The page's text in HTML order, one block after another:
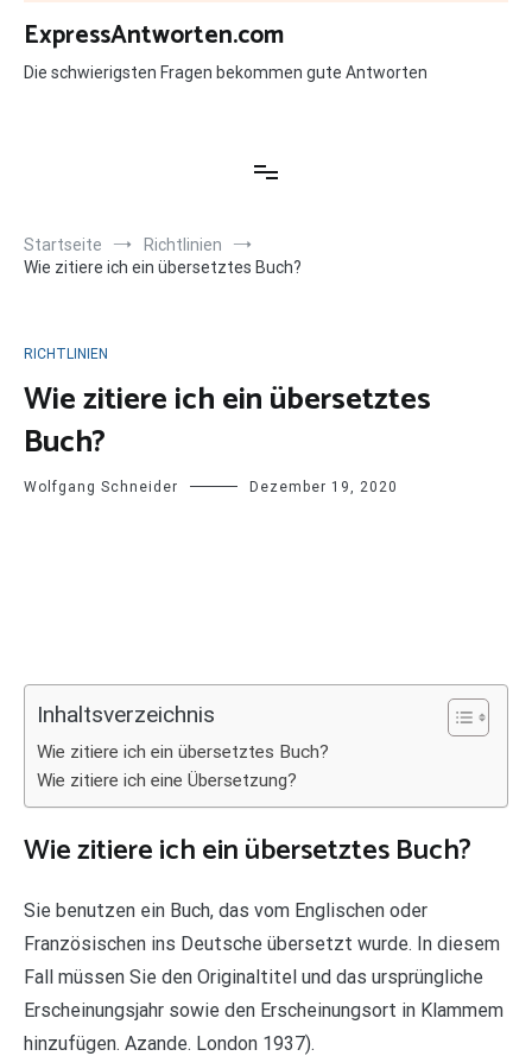
Zum
Inhalt
springen
ExpressAntworten.com
Die schwierigsten Fragen bekommen gute Antworten
Startseite
Richtlinien
Wie zitiere ich ein übersetztes Buch?
RICHTLINIEN
Wie zitiere ich ein übersetztes
Buch?
Wolfgang Schneider Dezember 19, 2020
Inhaltsverzeichnis
Wie zitiere ich ein übersetztes Buch?
Wie zitiere ich eine Übersetzung?
Wie zitiere ich ein übersetztes Buch?
Sie benutzen ein Buch, das vom Englischen oder
Französischen ins Deutsche übersetzt wurde. In diesem
Fall müssen Sie den Originaltitel und das ursprüngliche
Erscheinungsjahr sowie den Erscheinungsort in Klammem
hinzufügen. Azande. London 1937).